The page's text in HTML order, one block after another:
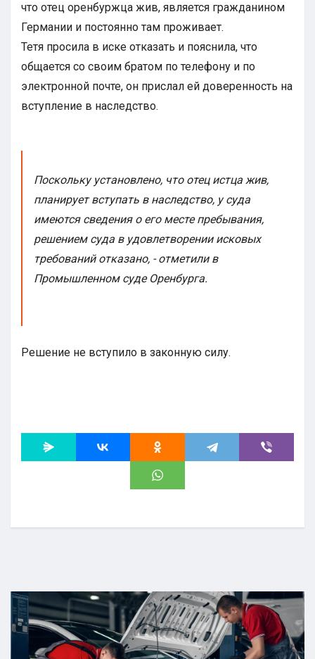
что отец оренбуржца жив, является гражданином
Германии и постоянно там проживает.
Тетя просила в иске отказать и пояснила, что
общается со своим братом по телефону и по
электронной почте, он прислал ей доверенность на
вступление в наследство.
Поскольку установлено, что отец истца жив,
планирует вступать в наследство, у суда
имеются сведения о его месте пребывания,
решением суда в удовлетворении исковых
требований отказано, - отметили в
Промышленном суде Оренбурга.
Решение не вступило в законную силу.